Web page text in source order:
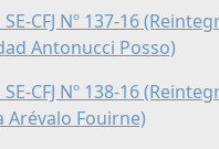
CFJ Nº 137-16
Antonucci Posso)
CFJ Nº 138-16
Arévalo Fouirne)